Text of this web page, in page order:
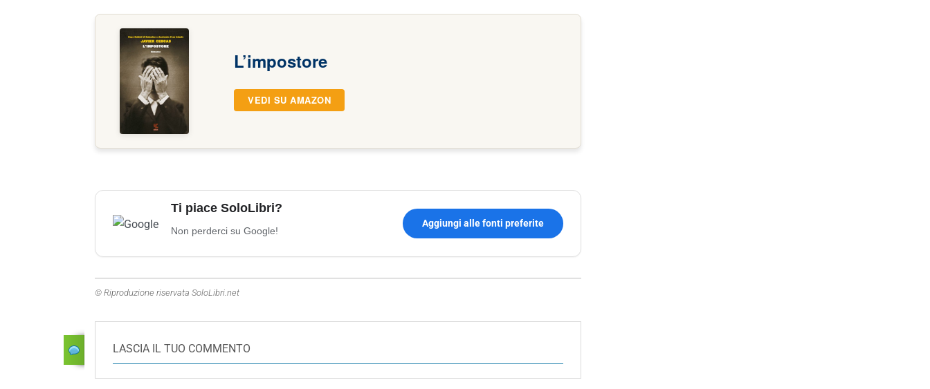
L’impostore
VEDI SU AMAZON
Ti piace SoloLibri?
Non perderci su Google!
Aggiungi alle fonti preferite
© Riproduzione riservata SoloLibri.net
LASCIA IL TUO COMMENTO